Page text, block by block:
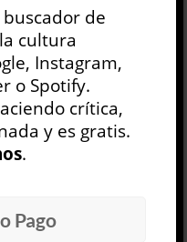
Panda vinculado a
de
cultura
Instagram,
o Spotify.
crítica,
y es gratis.
.
Pago